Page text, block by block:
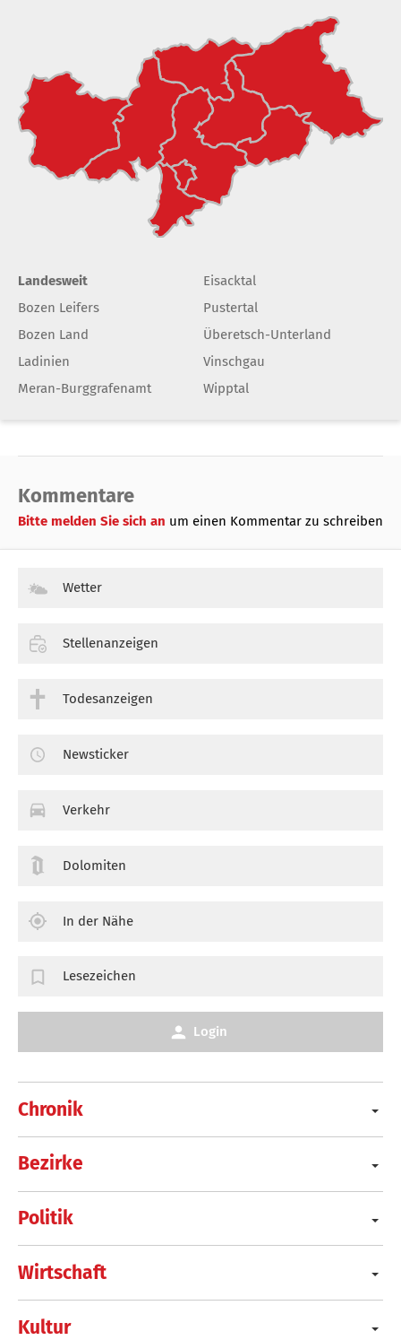
Landesweit
Bozen Leifers
Bozen Land
Ladinien
Meran-Burggrafenamt
Eisacktal
Pustertal
Überetsch-Unterland
Vinschgau
Wipptal
Kommentare
Bitte melden Sie sich an um einen Kommentar zu schreiben
Chronik
Bezirke
Politik
Wirtschaft
Kultur
Wetter
Stellenanzeigen
Todesanzeigen
Newsticker
Verkehr
Dolomiten
In der Nähe
Lesezeichen
Login